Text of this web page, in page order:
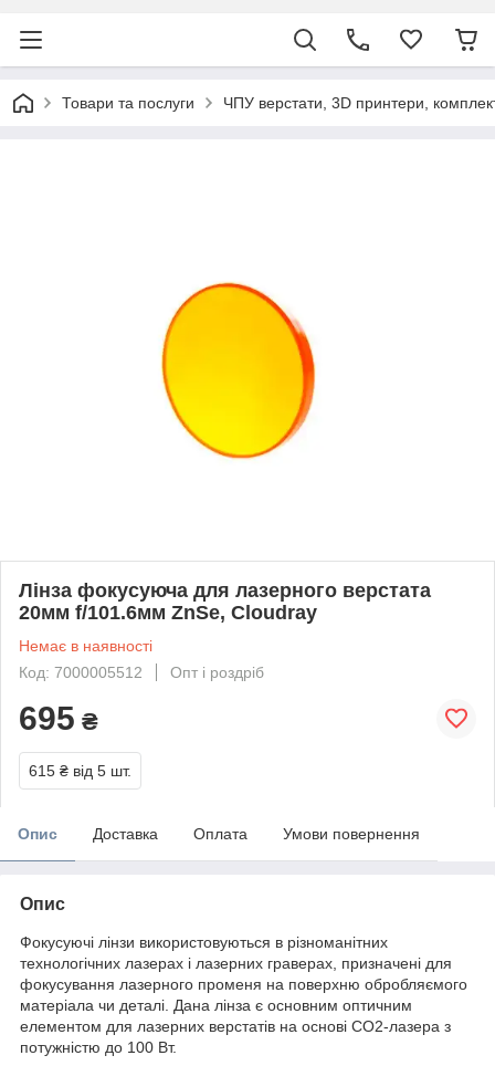
Товари та послуги ЧПУ верстати, 3D принтери,
Лінза фокусуюча для лазерного верстата
20мм f/101.6мм ZnSe, Cloudray
Немає в наявності
Код: 7000005512
Опт і роздріб
695 ₴
615 ₴ від 5 шт.
Опис Доставка Оплата Умови повернення
Опис
Фокусуючі лінзи використовуються в різноманітних
технологічних лазерах і лазерних граверах, призначені для
фокусування лазерного променя на поверхню обробляємого
матеріала чи деталі. Дана лінза є основним оптичним
елементом для лазерних верстатів на основі CO2-лазера з
потужністю до 100 Вт.